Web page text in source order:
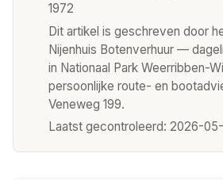
1972
Dit artikel is geschreven door
Nijenhuis Botenverhuur —
in Nationaal Park Weerribben-
persoonlijke route- en
Veneweg 199.
Laatst gecontroleerd: 2026-